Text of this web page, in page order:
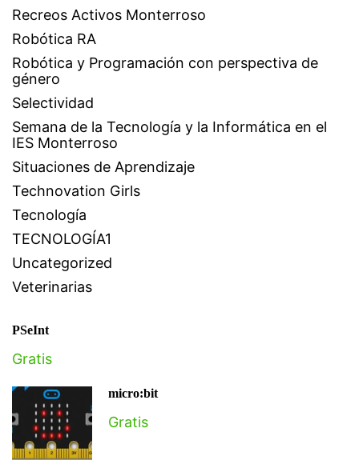
Recreos Activos Monterroso
Robótica RA
Robótica y Programación con perspectiva de
género
Selectividad
Semana de la Tecnología y la Informática en el
IES Monterroso
Situaciones de Aprendizaje
Technovation Girls
Tecnología
TECNOLOGÍA1
Uncategorized
Veterinarias
PSeInt
Gratis
micro:bit
Gratis